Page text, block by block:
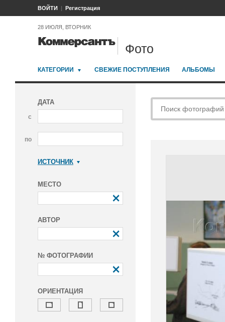
ВОЙТИ Регистрация
28 ИЮЛЯ, ВТОРНИК
Фото
КАТЕГОРИИ СВЕЖИЕ ПОСТУПЛЕНИЯ АЛЬБОМЫ
ДАТА
с
по
ИСТОЧНИК
МЕСТО
АВТОР
№ ФОТОГРАФИИ
ОРИЕНТАЦИЯ